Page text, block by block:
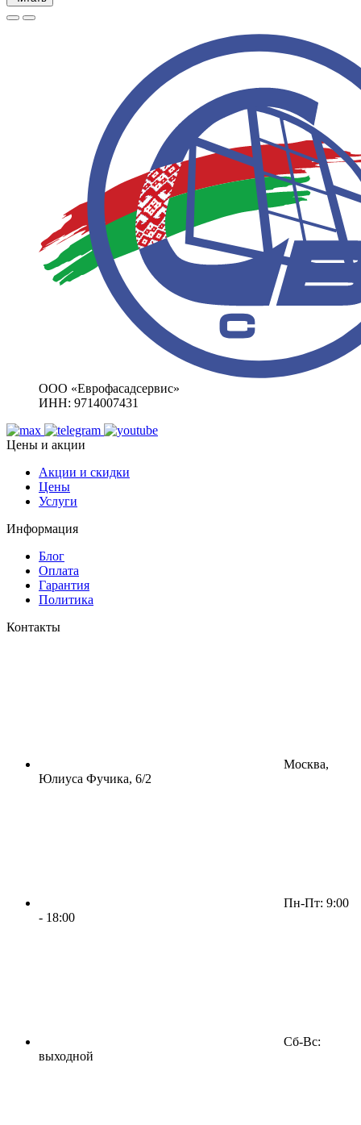
ООО «Еврофасадсервис»
ИНН: 9714007431
Цены и акции
Акции и скидки
Цены
Услуги
Информация
Блог
Оплата
Гарантия
Политика
Контакты
Москва,
Юлиуса Фучика, 6/2
Пн-Пт: 9:00
- 18:00
Сб-Вс:
выходной